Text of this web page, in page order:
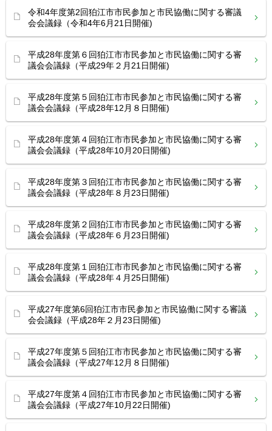
令和4年度第2回狛江市市民参加と市民協働に関する審議
会会議録（令和4年6月21日開催)
平成28年度第６回狛江市市民参加と市民協働に関する審
議会会議録（平成29年２月21日開催)
平成28年度第５回狛江市市民参加と市民協働に関する審
議会会議録（平成28年12月８日開催)
平成28年度第４回狛江市市民参加と市民協働に関する審
議会会議録（平成28年10月20日開催)
平成28年度第３回狛江市市民参加と市民協働に関する審
議会会議録（平成28年８月23日開催)
平成28年度第２回狛江市市民参加と市民協働に関する審
議会会議録（平成28年６月23日開催)
平成28年度第１回狛江市市民参加と市民協働に関する審
議会会議録（平成28年４月25日開催)
平成27年度第6回狛江市市民参加と市民協働に関する審議
会会議録（平成28年２月23日開催)
平成27年度第５回狛江市市民参加と市民協働に関する審
議会会議録（平成27年12月８日開催)
平成27年度第４回狛江市市民参加と市民協働に関する審
議会会議録（平成27年10月22日開催)